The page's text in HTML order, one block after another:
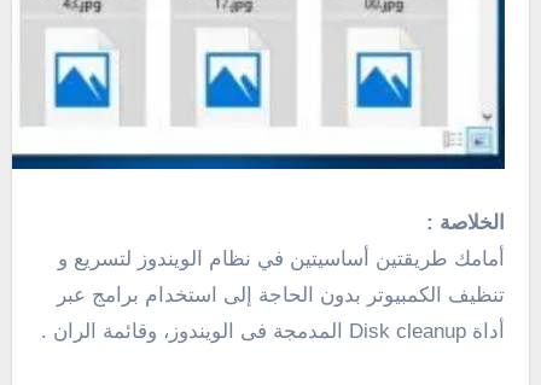
الخلاصة :
أمامك طريقتين أساسيتين في نظام الويندوز لتسريع و
تنظيف الكمبيوتر بدون الحاجة إلى استخدام برامج عبر
أداة Disk cleanup المدمجة فى الويندوز، وقائمة الران .